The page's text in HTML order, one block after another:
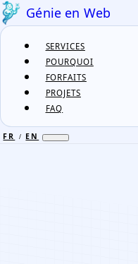
Génie en Web
SERVICES
POURQUOI
FORFAITS
PROJETS
FAQ
FR /
EN